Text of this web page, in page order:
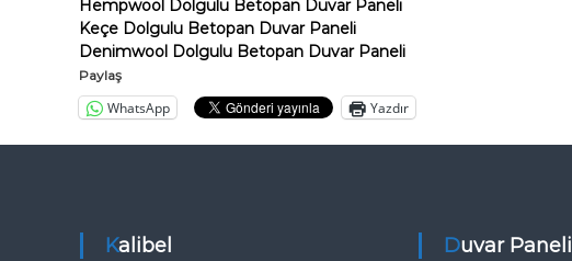
y
e
l
Y
a
l
m
Hempwool Dolgulu Betopan Duvar Paneli
Keçe Dolgulu Betopan Duvar Paneli
Denimwool Dolgulu Betopan Duvar Paneli
Paylaş
WhatsApp Yazdır
Kalibel Duvar Paneli